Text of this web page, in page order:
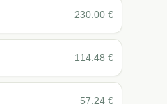
230.00 €
114.48 €
57.24 €